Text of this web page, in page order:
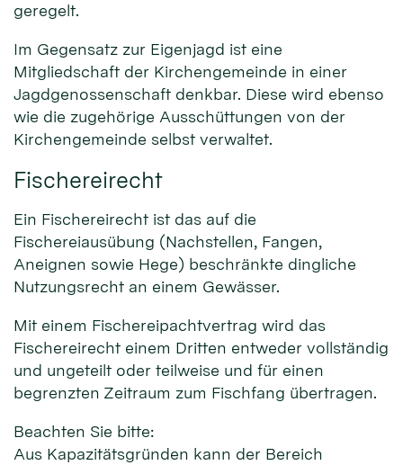
geregelt.
Im Gegensatz zur Eigenjagd ist eine
Mitgliedschaft der Kirchengemeinde in einer
Jagdgenossenschaft denkbar. Diese wird ebenso
wie die zugehörige Ausschüttungen von der
Kirchengemeinde selbst verwaltet.
Fischereirecht
Ein Fischereirecht ist das auf die
Fischereiausübung (Nachstellen, Fangen,
Aneignen sowie Hege) beschränkte dingliche
Nutzungsrecht an einem Gewässer.
Mit einem Fischereipachtvertrag wird das
Fischereirecht einem Dritten entweder vollständig
und ungeteilt oder teilweise und für einen
begrenzten Zeitraum zum Fischfang übertragen.
Beachten Sie bitte:
Aus Kapazitätsgründen kann der Bereich